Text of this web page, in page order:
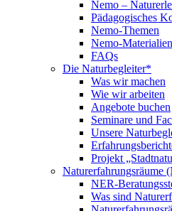
Nemo –
Pädagogisches
Nemo-Themen
Nemo-Materialien
FAQs
Die Naturbegleiter*
Was wir machen
Wie wir arbeiten
Angebote buchen
Seminare und
Unsere
Projekt
Naturerfahrungsräume
NER-
Was sind